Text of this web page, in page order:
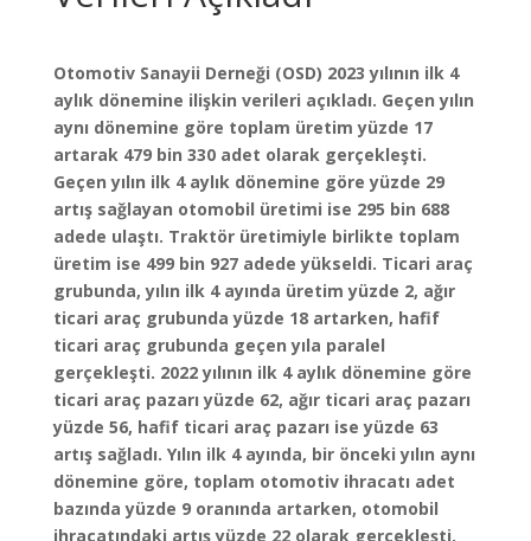
Otomotiv Sanayii Derneği (OSD) 2023 yılının ilk 4
aylık dönemine ilişkin verileri açıkladı. Geçen yılın
aynı dönemine göre toplam üretim yüzde 17
artarak 479 bin 330 adet olarak gerçekleşti.
Geçen yılın ilk 4 aylık dönemine göre yüzde 29
artış sağlayan otomobil üretimi ise 295 bin 688
adede ulaştı. Traktör üretimiyle birlikte toplam
üretim ise 499 bin 927 adede yükseldi. Ticari araç
grubunda, yılın ilk 4 ayında üretim yüzde 2, ağır
ticari araç grubunda yüzde 18 artarken, hafif
ticari araç grubunda geçen yıla paralel
gerçekleşti. 2022 yılının ilk 4 aylık dönemine göre
ticari araç pazarı yüzde 62, ağır ticari araç pazarı
yüzde 56, hafif ticari araç pazarı ise yüzde 63
artış sağladı. Yılın ilk 4 ayında, bir önceki yılın aynı
dönemine göre, toplam otomotiv ihracatı adet
bazında yüzde 9 oranında artarken, otomobil
ihracatındaki artış yüzde 22 olarak gerçekleşti.